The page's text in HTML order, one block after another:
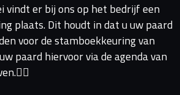
vindt er bij ons op het bedrijf een
plaats. Dit houdt in dat u uw paard
voor de stamboekkeuring van
paard hiervoor via de agenda van